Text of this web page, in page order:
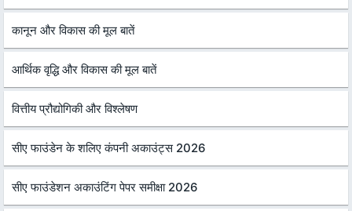
कानून और विकास की मूल बातें
आर्थिक वृद्धि और विकास की मूल बातें
वित्तीय प्रौद्योगिकी और विश्लेषण
सीए फाउंडेन के शलिए कंपनी अकाउंट्स 2026
सीए फाउंडेशन अकाउंटिंग पेपर समीक्षा 2026